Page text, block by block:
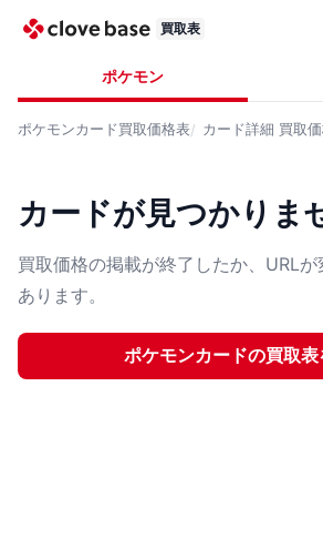
買取表
ポケモン
ポケモンカード買取価格表 カード詳細 買取
カードが見つかりま
買取価格の掲載が終了したか、URL
あります。
ポケモンカードの買取表